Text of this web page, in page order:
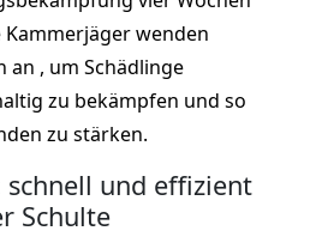
wenden
an , um Schädlinge
zu bekämpfen und so
zu stärken.
und effizient
Schulte